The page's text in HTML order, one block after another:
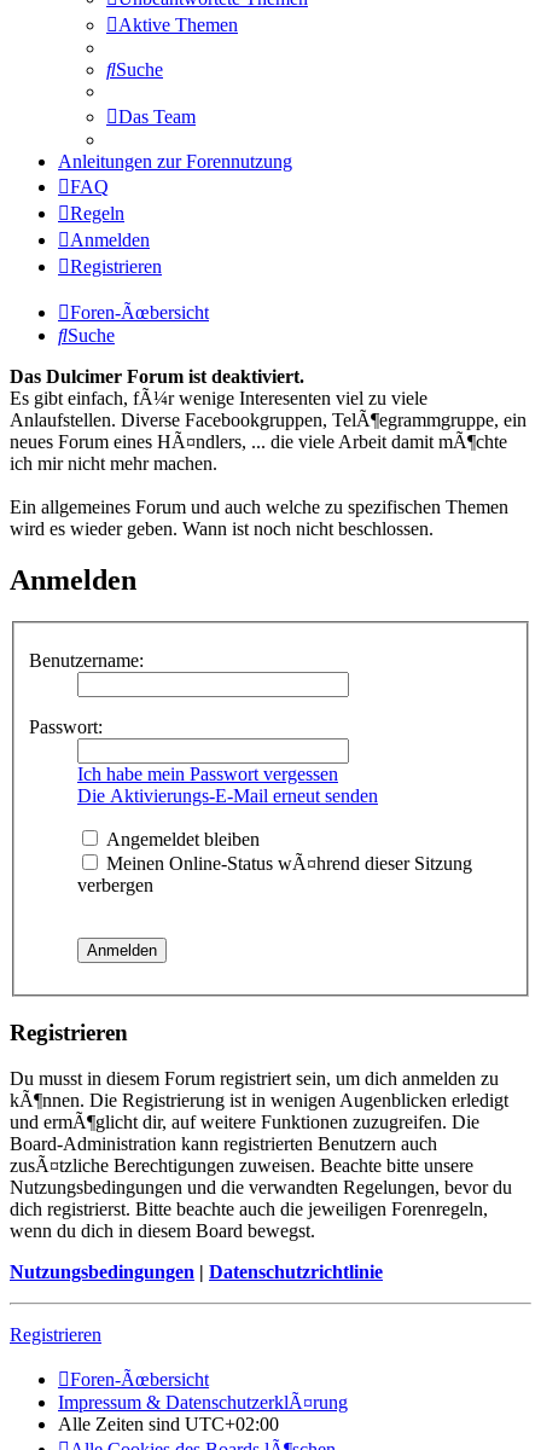
Aktive Themen
Suche
Das Team
Anleitungen zur Forennutzung
FAQ
Regeln
Anmelden
Registrieren
Foren-Ãœbersicht
Suche
Das Dulcimer Forum ist deaktiviert.
Es gibt einfach, fÃ¼r wenige Interesenten viel zu viele
Anlaufstellen. Diverse Facebookgruppen, TelÃ¶egrammgruppe, ein
neues Forum eines HÃ¤ndlers, ... die viele Arbeit damit mÃ¶chte
ich mir nicht mehr machen.
Ein allgemeines Forum und auch welche zu spezifischen Themen
wird es wieder geben. Wann ist noch nicht beschlossen.
Anmelden
Benutzername:
Passwort:
Ich habe mein Passwort vergessen
Die Aktivierungs-E-Mail erneut senden
Angemeldet bleiben
Meinen Online-Status wÃ¤hrend dieser Sitzung
verbergen
Registrieren
Du musst in diesem Forum registriert sein, um dich anmelden zu
kÃ¶nnen. Die Registrierung ist in wenigen Augenblicken erledigt
und ermÃ¶glicht dir, auf weitere Funktionen zuzugreifen. Die
Board-Administration kann registrierten Benutzern auch
zusÃ¤tzliche Berechtigungen zuweisen. Beachte bitte unsere
Nutzungsbedingungen und die verwandten Regelungen, bevor du
dich registrierst. Bitte beachte auch die jeweiligen Forenregeln,
wenn du dich in diesem Board bewegst.
Nutzungsbedingungen | Datenschutzrichtlinie
Registrieren
Foren-Ãœbersicht
Impressum & DatenschutzerklÃ¤rung
Alle Zeiten sind UTC+02:00